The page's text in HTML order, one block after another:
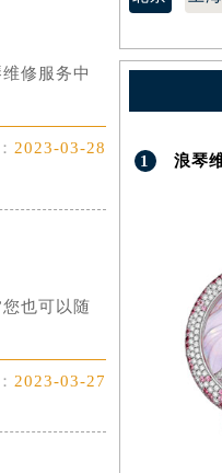
修服务中
2023-03-28
也可以随
2023-03-27
1